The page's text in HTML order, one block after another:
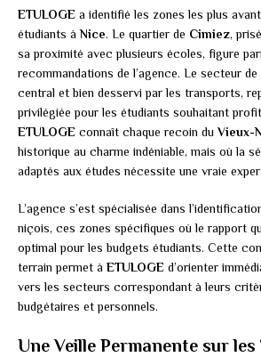
ETULOGE a identifié les zones les plus
étudiants àNice. Le quartier de Cimiez,
sa proximité avec plusieurs écoles, figure
recommandations de l’agence. Le secteur de
central et bien desservi par les transports,
privilégiée pour les étudiants souhaitant
ETULOGE connaît chaque recoin duVieux-
historique au charme indéniable, mais où la
adaptés aux études nécessite une vraie
L’agence s’est spécialisée dans
niçois, ces zones spécifiques où le rapport
optimal pour les budgets étudiants. Cette
terrain permet à ETULOGE d’orienter
vers les secteurs correspondant à leurs
budgétaires et personnels.
Une Veille Permanente sur les